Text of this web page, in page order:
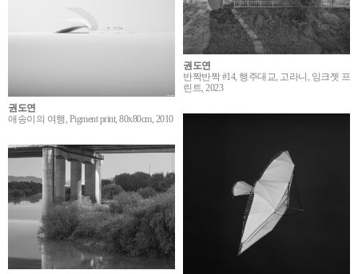
권도연
애송이의 여행, Pigment print, 80x80cm, 2010
권도연
반짝반짝 #14, 행주대교, 고라니, 잉크젯 프
린트, 2023